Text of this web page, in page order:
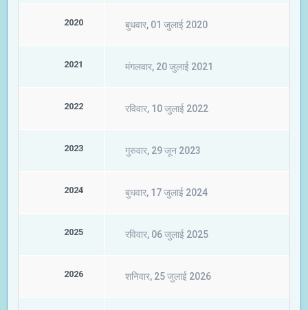
2020 बुधवार, 01 जुलाई 2020
2021 मंगलवार, 20 जुलाई 2021
2022 रविवार, 10 जुलाई 2022
2023 गुरुवार, 29 जून 2023
2024 बुधवार, 17 जुलाई 2024
2025 रविवार, 06 जुलाई 2025
2026 शनिवार, 25 जुलाई 2026